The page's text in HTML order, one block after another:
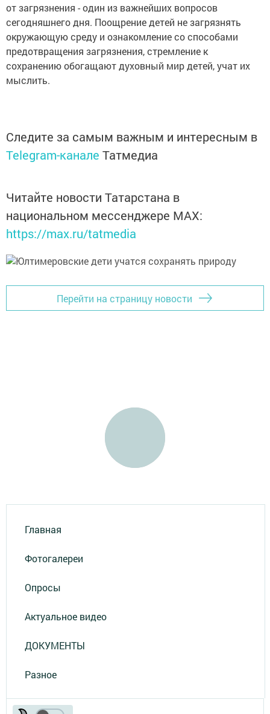
от загрязнения - один из важнейших вопросов
сегодняшнего дня. Поощрение детей не загрязнять
окружающую среду и ознакомление со способами
предотвращения загрязнения, стремление к
сохранению обогащают духовный мир детей, учат их
мыслить.
Следите за самым важным и интересным в
Telegram-канале Татмедиа
Читайте новости Татарстана в
национальном мессенджере MАХ:
https://max.ru/tatmedia
Перейти на страницу новости
Главная
Фотогалереи
Опросы
Актуальное видео
ДОКУМЕНТЫ
Разное